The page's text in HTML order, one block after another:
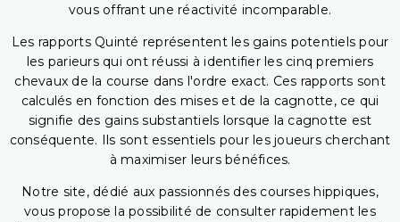
vous offrant une réactivité incomparable.
Les rapports Quinté représentent les gains potentiels pour
les parieurs qui ont réussi à identifier les cinq premiers
chevaux de la course dans l'ordre exact. Ces rapports sont
calculés en fonction des mises et de la cagnotte, ce qui
signifie des gains substantiels lorsque la cagnotte est
conséquente. Ils sont essentiels pour les joueurs cherchant
à maximiser leurs bénéfices.
Notre site, dédié aux passionnés des courses hippiques,
vous propose la possibilité de consulter rapidement les